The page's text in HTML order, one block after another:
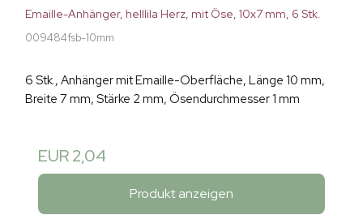
Emaille-Anhänger, helllila Herz, mit Öse, 10x7 mm, 6 Stk.
009484fsb-10mm
6 Stk., Anhänger mit Emaille-Oberfläche, Länge 10 mm,
Breite 7 mm, Stärke 2 mm, Ösendurchmesser 1 mm
EUR 2,04
Produkt anzeigen